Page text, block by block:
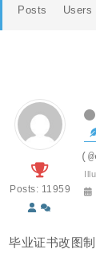
Posts Users
Posts: 11959
毕业证书改图